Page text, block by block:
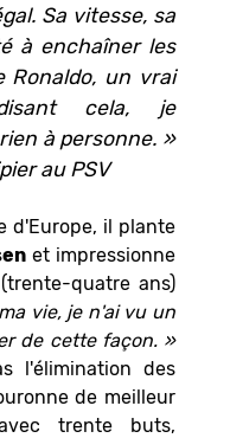
Sa vitesse, sa
à enchaîner les
Ronaldo, un vrai
cela, je
à personne. »
au PSV
d'Europe, il plante
et impressionne
quatre ans)
vie, je n'ai vu un
de cette façon. »
l'élimination des
de meilleur
trente buts,